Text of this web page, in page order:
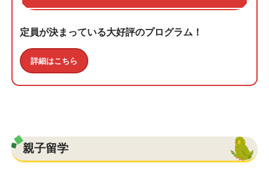
定員が決まっている大好評のプログラム！
詳細はこちら
親子留学